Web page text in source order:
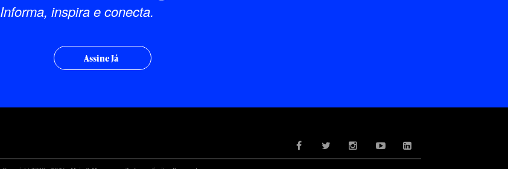
Informa, inspira e conecta.
Assine Já